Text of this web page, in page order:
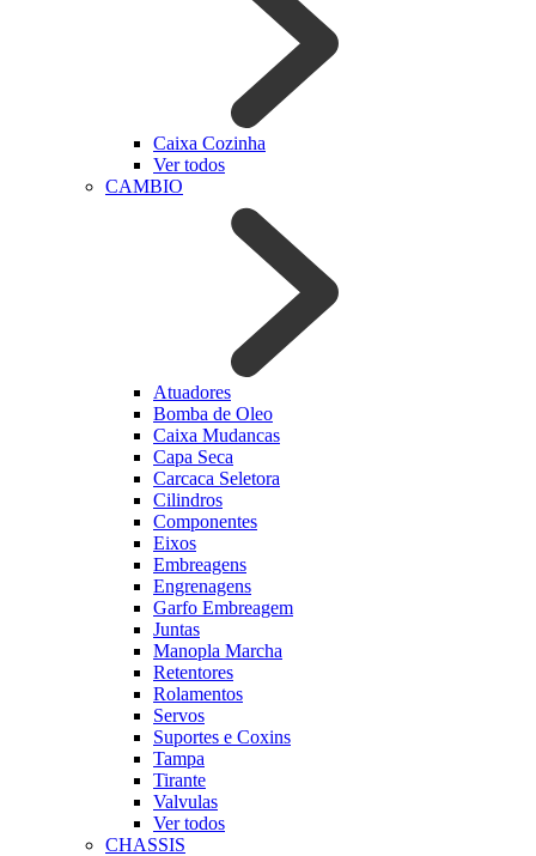
Caixa Cozinha
Ver todos
CAMBIO
Atuadores
Bomba de Oleo
Caixa Mudancas
Capa Seca
Carcaca Seletora
Cilindros
Componentes
Eixos
Embreagens
Engrenagens
Garfo Embreagem
Juntas
Manopla Marcha
Retentores
Rolamentos
Servos
Suportes e Coxins
Tampa
Tirante
Valvulas
Ver todos
CHASSIS